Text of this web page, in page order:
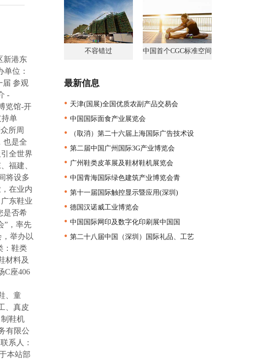
新港东
位：
届 参观
-
览馆-开
单
所周
也是全
全世界
福建、
将设多
在业内
东鞋业
是否希
”，率先
，举办以
：鞋类
材料及
C座406
、童
、真皮
鞋机
有限公
系人：
本站部
不容错过 中国首个CGC标准空间
最新信息
• 天津(国展)全国优质农副产品交易会
• 中国国际面食产业展览会
• （取消）第二十六届上海国际广告技术设
• 第二届中国广州国际3G产业博览会
• 广州鞋类皮革展及鞋材鞋机展览会
• 中国青海国际绿色建筑产业博览会青
• 第十一届国际触控显示暨应用(深圳)
• 德国汉诺威工业博览会
• 中国国际网印及数字化印刷展中国国
• 第二十八届中国（深圳）国际礼品、工艺